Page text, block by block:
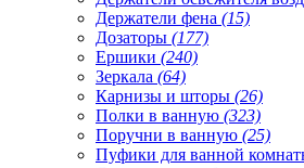
Держатели фена (15)
Дозаторы (177)
Ершики (240)
Зеркала (64)
Карнизы и шторы (26)
Полки в ванную (323)
Поручни в ванную (25)
Пуфики для ванной